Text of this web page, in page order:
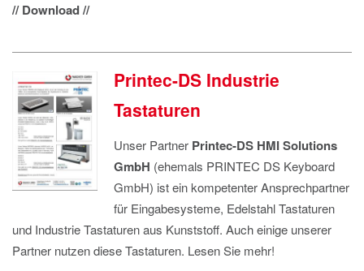
// Download //
Printec-DS Industrie
Tastaturen
Unser Partner Printec-DS HMI Solutions
GmbH (ehemals PRINTEC DS Keyboard
GmbH) ist ein kompetenter Ansprechpartner
für Eingabesysteme, Edelstahl Tastaturen
und Industrie Tastaturen aus Kunststoff. Auch einige unserer
Partner nutzen diese Tastaturen. Lesen Sie mehr!